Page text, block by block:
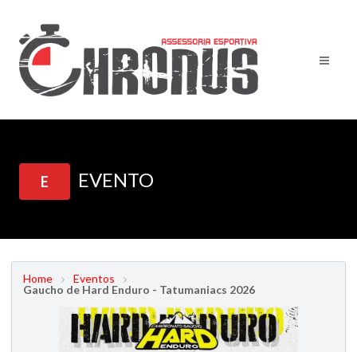
E EVENTO
Home
Eventos
Gaucho de Hard Enduro - Tatumaniacs 2026